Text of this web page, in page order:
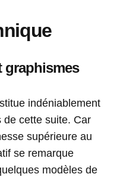
graphismes
indéniablement
de cette suite. Car
supérieure au
se remarque
modèles de